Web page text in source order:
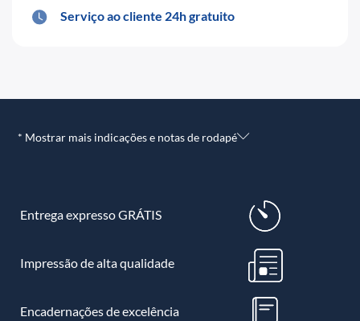
Serviço ao cliente 24h gratuito
* Mostrar mais indicações e notas de rodapé
Entrega expresso GRÁTIS
Impressão de alta qualidade
Encadernações de excelência